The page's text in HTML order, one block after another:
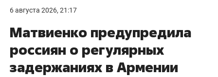
6 августа 2026, 21:17
Матвиенко предупредила
россиян о регулярных
задержаниях в Армении